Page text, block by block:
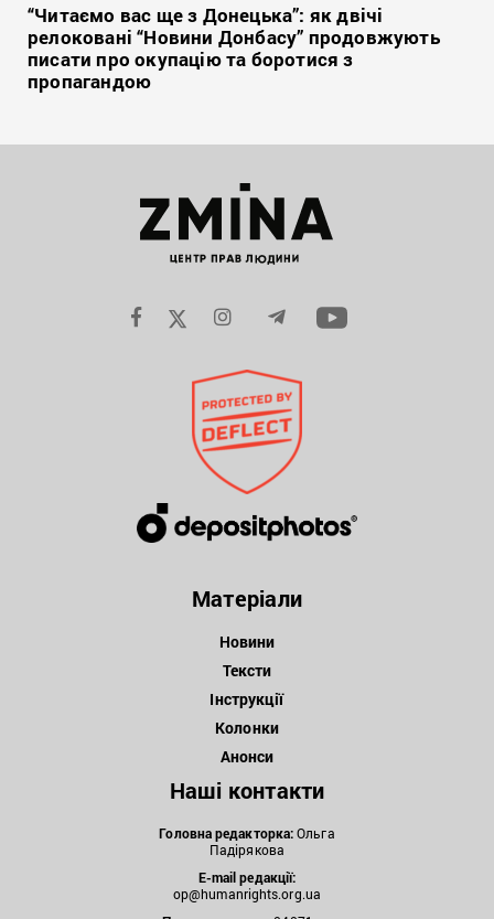
“Читаємо вас ще з Донецька”: як двічі
релоковані “Новини Донбасу” продовжують
писати про окупацію та боротися з
пропагандою
Матеріали
Новини
Тексти
Інструкції
Колонки
Анонси
Наші контакти
Головна редакторка:Ольга
Падірякова
E-mail редакції:
op@humanrights.org.ua